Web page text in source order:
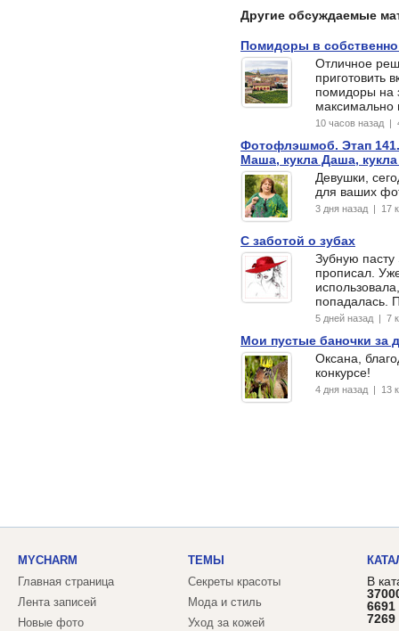
Другие обсуждаемые
Помидоры в
Отличное
приготовить
помидоры на
максимально
10 часов назад |
Фотофлэшмоб. Этап
Маша, кукла Даша,
Девушки,
для ваших
3 дня назад | 17
С заботой о зубах
Зубную пасту
прописал.
попадалась.
5 дней назад | 7
Мои пустые баночки за
Оксана,
конкурсе!
4 дня назад | 13
MYCHARM
Главная страница
Лента записей
Новые фото
ТЕМЫ
Секреты красоты
Мода и стиль
Уход за кожей
В
6691
7269